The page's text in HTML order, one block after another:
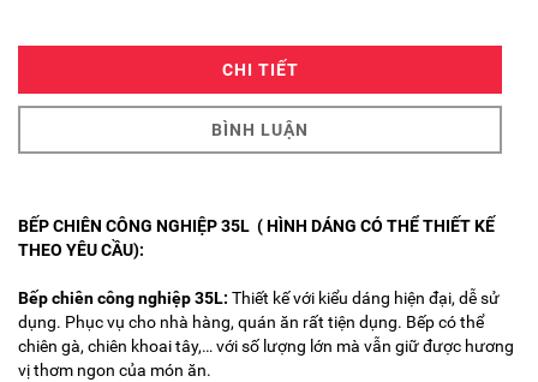
CHI TIẾT
BÌNH LUẬN
BẾP CHIÊN CÔNG NGHIỆP 35L ( HÌNH DÁNG CÓ THỂ THIẾT KẾ
THEO YÊU CẦU):
Bếp chiên công nghiệp 35L: Thiết kế với kiểu dáng hiện đại, dễ sử
dụng. Phục vụ cho nhà hàng, quán ăn rất tiện dụng. Bếp có thể
chiên gà, chiên khoai tây,… với số lượng lớn mà vẫn giữ được hương
vị thơm ngon của món ăn.